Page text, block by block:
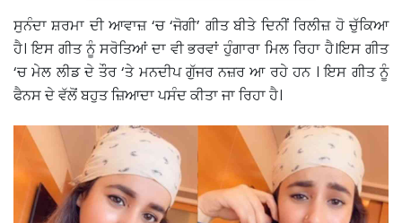
ਸੁਨੰਦਾ ਸ਼ਰਮਾ ਦੀ ਆਵਾਜ਼ ‘ਚ ‘ਜੋਗੀ’ ਗੀਤ ਬੀਤੇ ਦਿਨੀਂ ਰਿਲੀਜ਼ ਹੋ ਚੁੱਕਿਆ
ਹੈ। ਇਸ ਗੀਤ ਨੂੰ ਸਰੋਤਿਆਂ ਦਾ ਵੀ ਭਰਵਾਂ ਹੁੰਗਾਰਾ ਮਿਲ ਰਿਹਾ ਹੈ।ਇਸ ਗੀਤ
‘ਚ ਮੇਲ ਲੀਡ ਦੇ ਤੌਰ ‘ਤੇ ਮਨਦੀਪ ਗੁੱਜਰ ਨਜ਼ਰ ਆ ਰਹੇ ਹਨ । ਇਸ ਗੀਤ ਨੂੰ
ਫੈਨਸ ਦੇ ਵੱਲੋਂ ਬਹੁਤ ਜ਼ਿਆਦਾ ਪਸੰਦ ਕੀਤਾ ਜਾ ਰਿਹਾ ਹੈ।